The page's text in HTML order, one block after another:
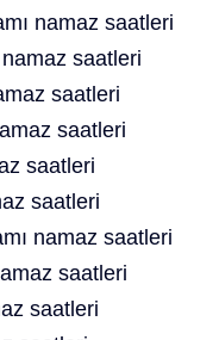
namaz saatleri
saatleri
saatleri
saatleri
saatleri
saatleri
namaz saatleri
saatleri
saatleri